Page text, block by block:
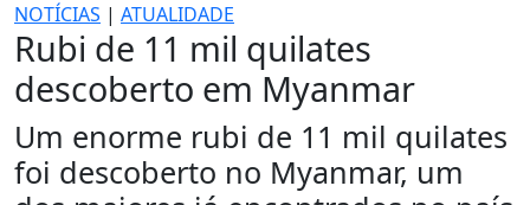
NOTÍCIAS | ATUALIDADE
Rubi de 11 mil quilates
descoberto em Myanmar
Um enorme rubi de 11 mil quilates
foi descoberto no Myanmar, um